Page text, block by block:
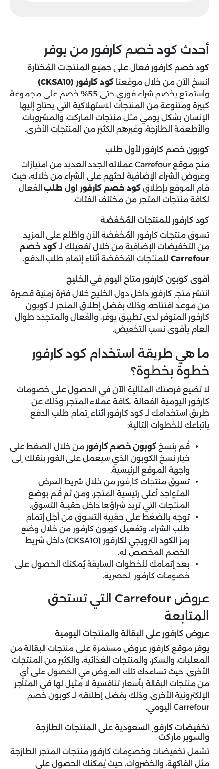
أحدث كود خصم كارفور من يوفر
كود خصم كارفور فعال على جميع المنتجات المُختارة
انسخ الآن من خلال موقعنا كود كارفور (CKSA10)
واستمتع بخصم شراء فوري حتى 55% خصم على مجموعة
كبيرة ومتنوعة من المنتجات الاستهلاكية التي يحتاج إليها
الإنسان بشكل يومي مثل منتجات الماركت، والمشروبات،
والأطعمة الطازجة، وغيرهم الكثير من المنتجات الأخرى.
كوبون خصم كارفور لأول طلب
منح موقع Carrefour عملائه الجدد العديد من امتيازات
وعروض الشراء الإضافية لحثهم على الشراء من خلاله، حيث
قام الموقع بإطلاق كود خصم كارفور اول طلب الفعال
لكافة منتجات المتجر من مختلف الفئات.
كود كارفور للمنتجات المُخفضة
تسوق منتجات كارفور المُخفضة الآن واطّلع على المزيد
من التخفيضات الإضافية من خلال تفعيلك لـكود خصم
Carrefour للمنتجات المُخفضة أثناء إتمام طلب الدفع.
أقوى كوبون كارفور متاح اليوم في الخليج
انتشر متجر كارفور داخل دول الخليج خلال فترة زمنية قصيرة
من موعد افتتاحه، وذلك بفضل إطلاق المتجر لـ كوبون
كارفور المتوفر لدى تطبيق يوفر، والفعال والمتجدد طوال
العام بأقوى نسب التخفيض.
ما هي طريقة استخدام كود كارفور
خطوة بخطوة؟
لا تضيع فرصتك المثالية الآن في الحصول على خصومات
كارفور اليومية الفعالة لكافة عملاء المتجر، وذلك عن
طريق استخدامك لـ كود كارفور أثناء إتمام طلب الدفع
باتباعك للخطوات التالية:
قُم بنسخ كوبون خصم كارفور من خلال الضغط على
خيار نسخ الكوبون الذي سيعمل على الفور بنقلك إلى
واجهة الموقع الرئيسية.
تسوق منتجات كارفور من خلال شريط العرض
المتواجد أعلى رئيسية المتجر، ومن ثم قُم بوضع
المنتجات التي تريد شراؤها داخل حقيبة التسوق.
توجه بالضغط على حقيبة التسوق من أجل إتمام
طلب الشراء، وتفعيل كوبون كارفور من خلال وضع
رمز الكود الترويجي لكارفور (CKSA10) داخل شريط
الخصم المخصص له.
بعد إتمامك للخطوات السابقة يُمكنك الحصول على
خصومات كارفور الحصرية.
عروض Carrefour التي تستحق
المتابعة
عروض كارفور على البقالة والمنتجات اليومية
يوفر موقع كارفور عروض مستمرة على منتجات البقالة من
المعلبات، والسكر، والمنتجات الغذائية، والكثير من المنتجات
الأخرى، حيث تساعدك تلك العروض في الحصول على أي
من منتجات البقالة بأسعار تنافسية لا مثيل لها في المتاجر
الإلكترونية الأخرى، وذلك بفضل إطلاقه لـ كوبون خصم
Carrefour اليومي.
تخفيضات كارفور السعودية على المنتجات الطازجة
والسوبر ماركت
تشمل تخفيضات وخصومات كارفور منتجات المتجر الطازجة
مثل الفاكهة، والخضروات، حيث يُمكنك الحصول على